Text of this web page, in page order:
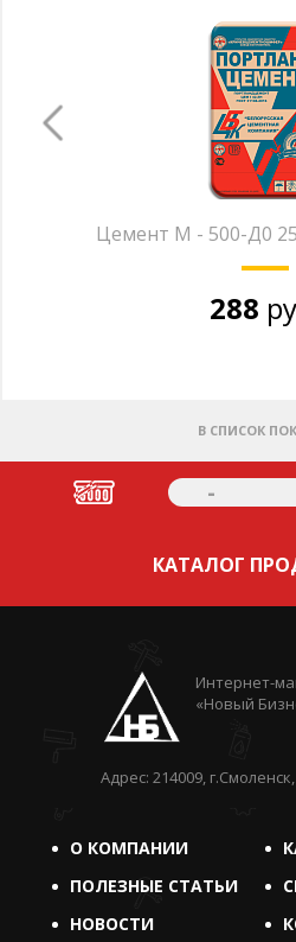
Цемент М - 500-Д0
288
В СПИСОК
-
КАТАЛОГ
Интернет-
«Новый
Адрес: 214009,
О КОМПАНИИ
ПОЛЕЗНЫЕ СТАТЬИ
НОВОСТИ